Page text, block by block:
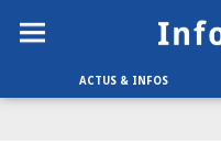
ACTUS & INFOS